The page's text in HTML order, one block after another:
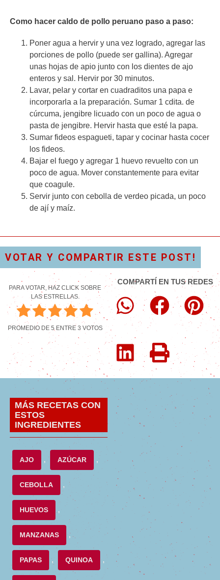
Como hacer caldo de pollo peruano paso a paso:
Poner agua a hervir y una vez logrado, agregar las
porciones de pollo (puede ser gallina). Agregar
unas hojas de apio junto con los dientes de ajo
enteros y sal. Hervir por 30 minutos.
Lavar, pelar y cortar en cuadraditos una papa e
incorporarla a la preparación. Sumar 1 cdita. de
cúrcuma, jengibre licuado con un poco de agua o
pasta de jengibre. Hervir hasta que esté la papa.
Sumar fideos espagueti, tapar y cocinar hasta cocer
los fideos.
Bajar el fuego y agregar 1 huevo revuelto con un
poco de agua. Mover constantemente para evitar
que coagule.
Servir junto con cebolla de verdeo picada, un poco
de ají y maíz.
VOTAR Y COMPARTIR ESTE POST!
PARA VOTAR, HAZ CLICK SOBRE
LAS ESTRELLAS.
PROMEDIO DE5ENTRE 3 VOTOS
COMPARTÍ EN TUS REDES
MÁS RECETAS CON
ESTOS
INGREDIENTES
AJO , AZÚCAR ,
CEBOLLA ,
HUEVOS ,
MANZANAS ,
PAPAS , QUINOA ,